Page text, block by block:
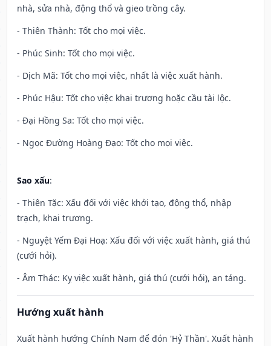
nhà, sửa nhà, động thổ và gieo trồng cây.
- Thiên Thành: Tốt cho mọi việc.
- Phúc Sinh: Tốt cho mọi việc.
- Dịch Mã: Tốt cho mọi việc, nhất là việc xuất hành.
- Phúc Hậu: Tốt cho việc khai trương hoặc cầu tài lộc.
- Đại Hồng Sa: Tốt cho mọi việc.
- Ngọc Đường Hoàng Đạo: Tốt cho mọi việc.
Sao xấu:
- Thiên Tặc: Xấu đối với việc khởi tạo, động thổ, nhập
trạch, khai trương.
- Nguyệt Yếm Đại Hoạ: Xấu đối với việc xuất hành, giá thú
(cưới hỏi).
- Âm Thác: Kỵ việc xuất hành, giá thú (cưới hỏi), an táng.
Hướng xuất hành
Xuất hành hướng Chính Nam để đón 'Hỷ Thần'. Xuất hành